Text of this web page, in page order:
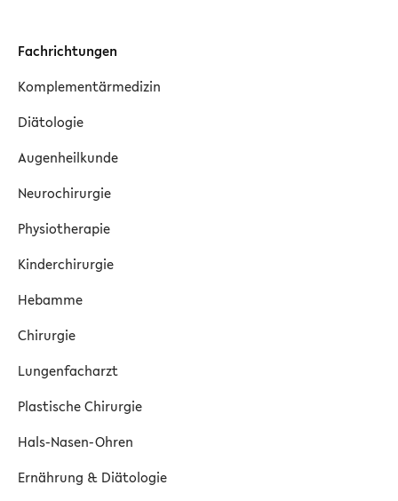
Fachrichtungen
Komplementärmedizin
Diätologie
Augenheilkunde
Neurochirurgie
Physiotherapie
Kinderchirurgie
Hebamme
Chirurgie
Lungenfacharzt
Plastische Chirurgie
Hals-Nasen-Ohren
Ernährung & Diätologie